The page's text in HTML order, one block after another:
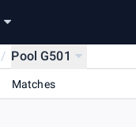
/ Pool G501
Matches